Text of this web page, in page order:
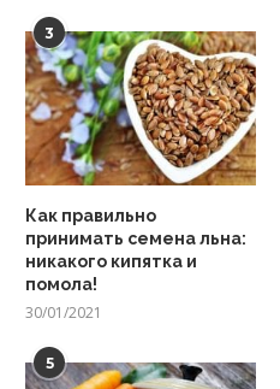
3
Как правильно
принимать семена льна:
никакого кипятка и
помола!
30/01/2021
5